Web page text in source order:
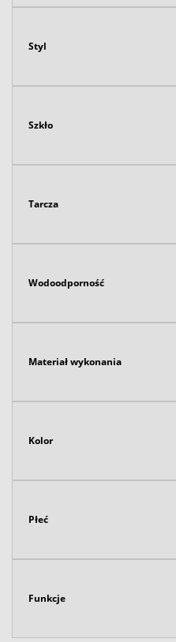
Styl
Szkło
Tarcza
Wodoodporność
Materiał wykonania
Kolor
Płeć
Funkcje